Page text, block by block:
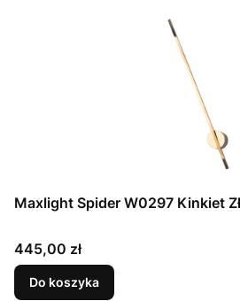
Maxlight
Cena
445,00 zł
Do koszyka